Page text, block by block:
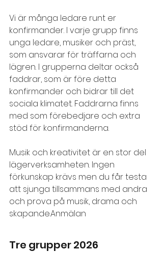
Vi är många ledare runt er
konfirmander. I varje grupp finns
unga ledare, musiker och präst,
som ansvarar för träffarna och
lägren. I grupperna deltar också
faddrar, som är före detta
konfirmander och bidrar till det
sociala klimatet. Faddrarna finns
med som förebedjare och extra
stöd för konfirmanderna.
Musik och kreativitet är en stor del
lägerverksamheten. Ingen
förkunskap krävs men du får testa
att sjunga tillsammans med andra
och prova på musik, drama och
skapande.Anmälan
Tre grupper 2026